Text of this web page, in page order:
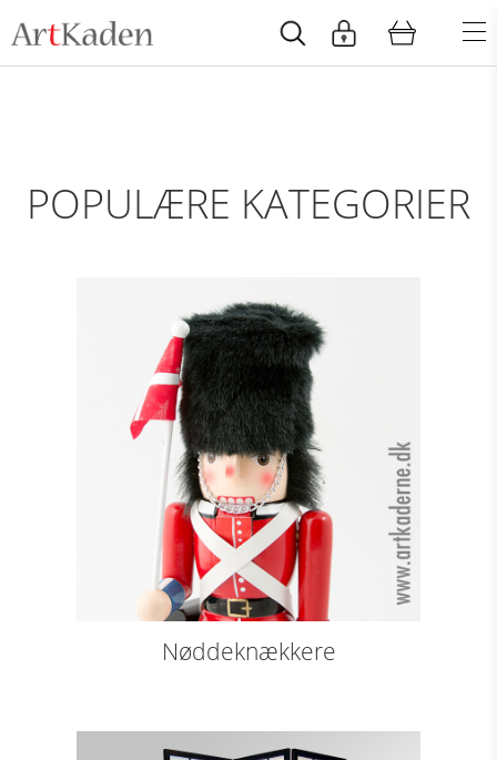
POPULÆRE KATEGORIER
Nøddeknækkere